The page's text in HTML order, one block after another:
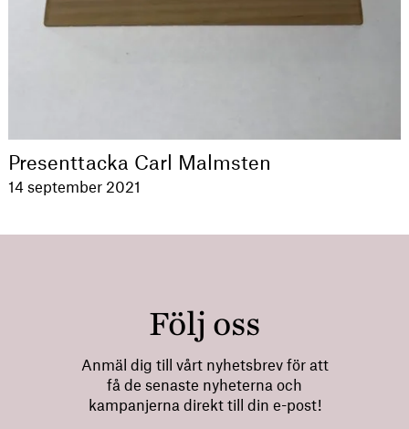
Presenttacka Carl Malmsten
14 september 2021
Följ oss
Anmäl dig till vårt nyhetsbrev för att
få de senaste nyheterna och
kampanjerna direkt till din e-post!